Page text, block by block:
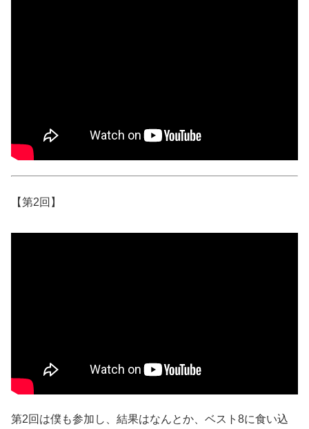
【第2回】
第2回は僕も参加し、結果はなんとか、ベスト8に食い込